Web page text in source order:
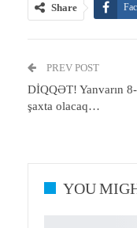
Share
Email
PREV POST
DİQQƏT! Yanvarın
şaxta olacaq…
YOU